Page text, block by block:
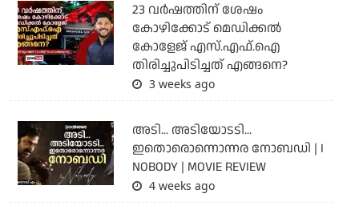
23 വർഷത്തിന് ശേഷം
കോഴിക്കോട് മെഡിക്കൽ
കോളേജ് എസ്.എഫ്.ഐ
തിരിച്ചുപിടിച്ചത് എങ്ങനെ?
3 weeks ago
അടി... അടിയോടടി...
ഇതൊരൊന്നൊന്നര നോബഡി | I
NOBODY | MOVIE REVIEW
4 weeks ago